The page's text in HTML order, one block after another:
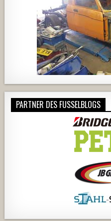
PARTNER DES FUSSELBLOGS